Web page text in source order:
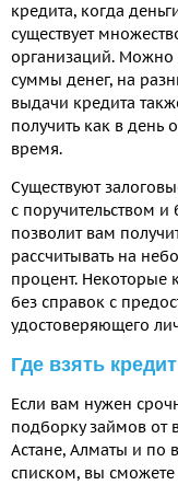
кредита, когда
существует
организаций. Можно
суммы денег, на
выдачи кредита
получить как в день
время.
Существуют
с поручительством
позволит вам
рассчитывать на
процент. Некоторые
без справок с
удостоверяющего
Где взять
Если вам нужен
подборку займов
Астане, Алматы и по
списком, вы сможете